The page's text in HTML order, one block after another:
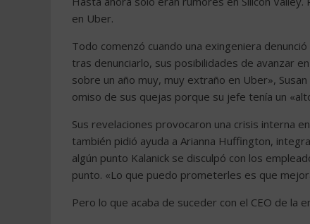
en Uber.
Todo comenzó cuando una exingeniera
tras denunciarlo, sus posibilidades de avanzar
sobre un año muy, muy extraño en Uber»,
omiso de sus quejas porque su jefe tenía un
Sus revelaciones provocaron una crisis interna
también pidió ayuda a Arianna Huffington,
algún punto Kalanick se disculpó con los
punto. «Lo que puedo prometerles es que
Pero lo que acaba de suceder con el CEO de la